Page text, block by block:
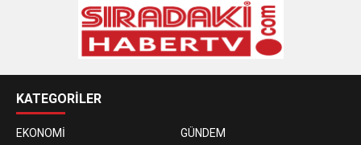
KATEGORİLER
EKONOMİ
GÜNDEM